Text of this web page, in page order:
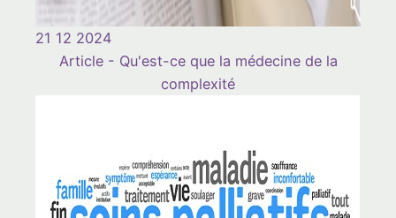
21 12 2024
Article - Qu'est-ce que la médecine de la
complexité